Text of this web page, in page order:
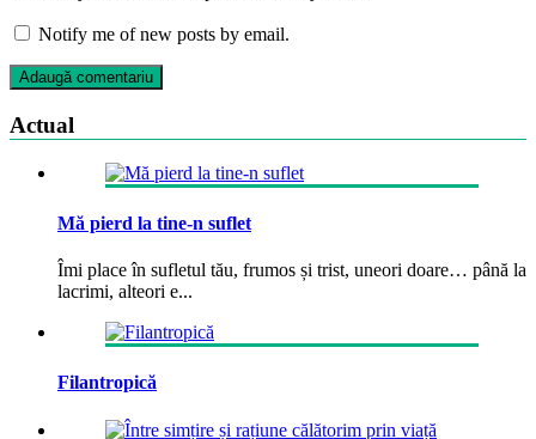
Notify me of new posts by email.
Actual
Mă pierd la tine-n suflet
Îmi place în sufletul tău, frumos și trist, uneori doare… până la
lacrimi, alteori e...
Filantropică